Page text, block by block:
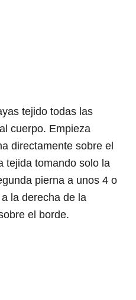
tejido todas las
cuerpo. Empieza
directamente sobre el
tejida tomando solo la
pierna a unos 4 o
la derecha de la
el borde.